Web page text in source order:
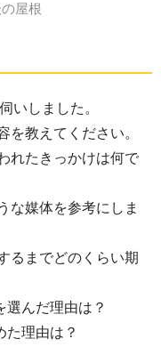
屋根
いしました。
を教えてください。
れたきっかけは何で
な媒体を参考にしま
るまでどのくらい期
選んだ理由は？
た理由は？